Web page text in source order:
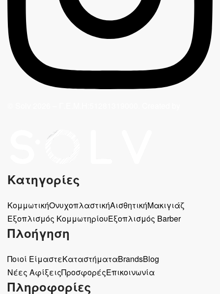
Κατηγορίες
ΚομμωτικήΟνυχοπλαστικήΑισθητικήΜακιγιάζ
Εξοπλισμός ΚομμωτηρίουΕξοπλισμός Barber
Πλοήγηση
Ποιοί ΕίμαστεΚαταστήματαBrandsBlog
Νέες ΑφίξειςΠροσφορέςΕπικοινωνία
Πληροφορίες